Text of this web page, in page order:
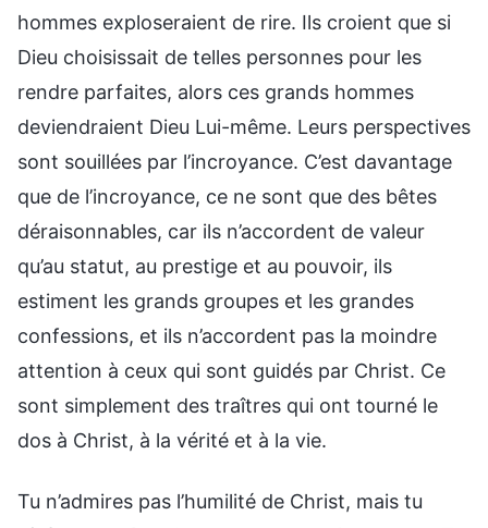
hommes exploseraient de rire. Ils croient que si
Dieu choisissait de telles personnes pour les
rendre parfaites, alors ces grands hommes
deviendraient Dieu Lui-même. Leurs perspectives
sont souillées par l’incroyance. C’est davantage
que de l’incroyance, ce ne sont que des bêtes
déraisonnables, car ils n’accordent de valeur
qu’au statut, au prestige et au pouvoir, ils
estiment les grands groupes et les grandes
confessions, et ils n’accordent pas la moindre
attention à ceux qui sont guidés par Christ. Ce
sont simplement des traîtres qui ont tourné le
dos à Christ, à la vérité et à la vie.
Tu n’admires pas l’humilité de Christ, mais tu